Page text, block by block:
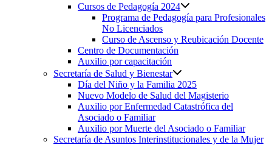
Cursos de Pedagogía 2024
Programa de Pedagogía para Profesionales
No Licenciados
Curso de Ascenso y Reubicación Docente
Centro de Documentación
Auxilio por capacitación
Secretaría de Salud y Bienestar
Día del Niño y la Familia 2025
Nuevo Modelo de Salud del Magisterio
Auxilio por Enfermedad Catastrófica del
Asociado o Familiar
Auxilio por Muerte del Asociado o Familiar
Secretaría de Asuntos Interinstitucionales y de la Mujer